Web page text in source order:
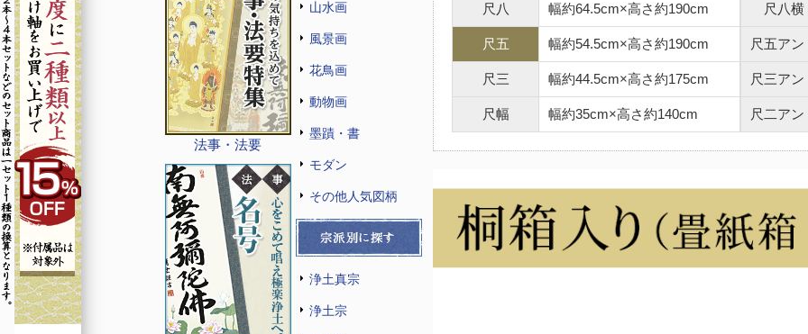
法事・法要
山水画
風景画
花鳥画
動物画
墨蹟・書
モダン
その他人気図柄
浄土真宗
浄土宗
尺八 幅約64.5cm×高さ約190cm
尺五 幅約54.5cm×高さ約190cm
尺三 幅約44.5cm×高さ約175cm
尺幅 幅約35cm×高さ約140cm
尺八横
尺五アン
尺三アン
尺二アン